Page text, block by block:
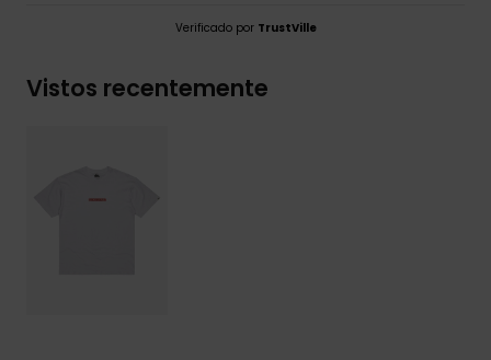
Verificado por TrustVille
Vistos recentemente